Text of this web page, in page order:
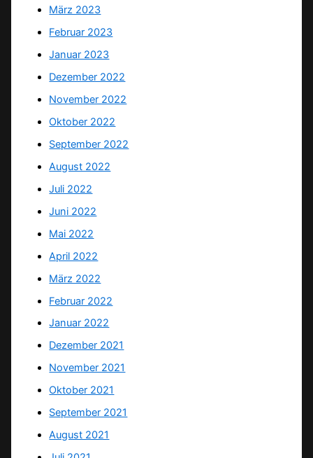
März 2023
Februar 2023
Januar 2023
Dezember 2022
November 2022
Oktober 2022
September 2022
August 2022
Juli 2022
Juni 2022
Mai 2022
April 2022
März 2022
Februar 2022
Januar 2022
Dezember 2021
November 2021
Oktober 2021
September 2021
August 2021